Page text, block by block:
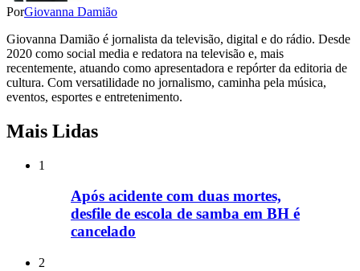
PorGiovanna Damião
Giovanna Damião é jornalista da televisão, digital e do rádio. Desde
2020 como social media e redatora na televisão e, mais
recentemente, atuando como apresentadora e repórter da editoria de
cultura. Com versatilidade no jornalismo, caminha pela música,
eventos, esportes e entretenimento.
Mais Lidas
1
Após acidente com duas mortes,
desfile de escola de samba em BH é
cancelado
2